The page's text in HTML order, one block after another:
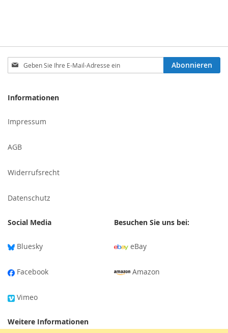
Melden
Sie
unseren
an:
Abonnieren
Informationen
Impressum
AGB
Widerrufsrecht
Datenschutz
Social Media
Bluesky
Facebook
Vimeo
Besuchen Sie uns bei:
eBay
Amazon
Weitere Informationen